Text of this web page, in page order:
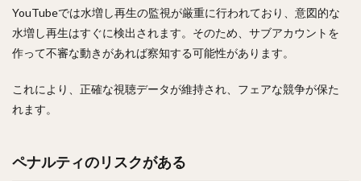
YouTubeでは水増し再生の監視が厳重に行われており、意図的な
水増し再生はすぐに検出されます。そのため、サブアカウントを
作って不審な動きがあれば察知する可能性があります。
これにより、正確な視聴データが維持され、フェアな競争が保た
れます。
ペナルティのリスクがある